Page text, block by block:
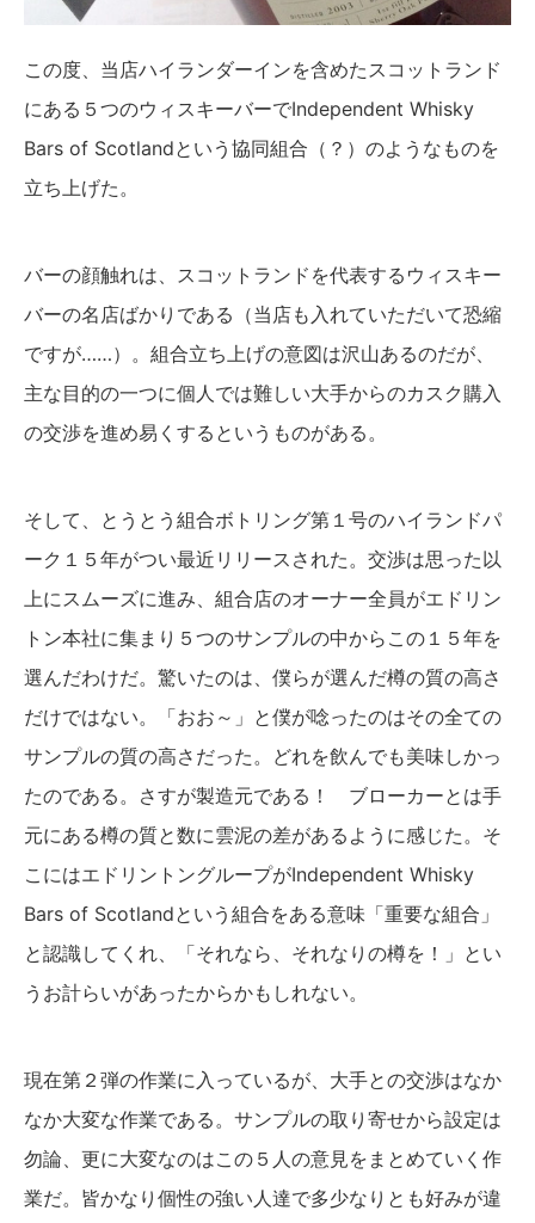
この度、当店ハイランダーインを含めたスコットランド
にある５つのウィスキーバーでIndependent Whisky
Bars of Scotlandという協同組合（？）のようなものを
立ち上げた。
バーの顔触れは、スコットランドを代表するウィスキー
バーの名店ばかりである（当店も入れていただいて恐縮
ですが……）。組合立ち上げの意図は沢山あるのだが、
主な目的の一つに個人では難しい大手からのカスク購入
の交渉を進め易くするというものがある。
そして、とうとう組合ボトリング第１号のハイランドパ
ーク１５年がつい最近リリースされた。交渉は思った以
上にスムーズに進み、組合店のオーナー全員がエドリン
トン本社に集まり５つのサンプルの中からこの１５年を
選んだわけだ。驚いたのは、僕らが選んだ樽の質の高さ
だけではない。「おお～」と僕が唸ったのはその全ての
サンプルの質の高さだった。どれを飲んでも美味しかっ
たのである。さすが製造元である！ ブローカーとは手
元にある樽の質と数に雲泥の差があるように感じた。そ
こにはエドリントングループがIndependent Whisky
Bars of Scotlandという組合をある意味「重要な組合」
と認識してくれ、「それなら、それなりの樽を！」とい
うお計らいがあったからかもしれない。
現在第２弾の作業に入っているが、大手との交渉はなか
なか大変な作業である。サンプルの取り寄せから設定は
勿論、更に大変なのはこの５人の意見をまとめていく作
業だ。皆かなり個性の強い人達で多少なりとも好みが違